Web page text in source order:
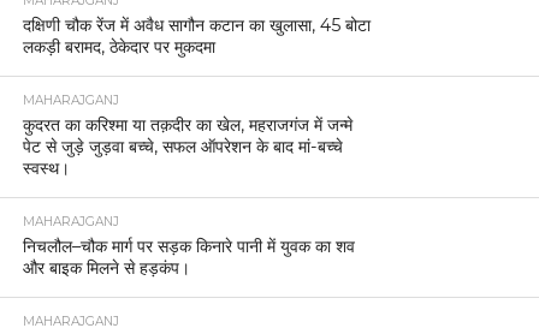
दक्षिणी चौक रेंज में अवैध सागौन कटान का खुलासा, 45 बोटा
लकड़ी बरामद, ठेकेदार पर मुकदमा
MAHARAJGANJ
कुदरत का करिश्मा या तक़दीर का खेल, महराजगंज में जन्मे
पेट से जुड़े जुड़वा बच्चे, सफल ऑपरेशन के बाद मां-बच्चे
स्वस्थ।
MAHARAJGANJ
निचलौल–चौक मार्ग पर सड़क किनारे पानी में युवक का शव
और बाइक मिलने से हड़कंप।
MAHARAJGANJ